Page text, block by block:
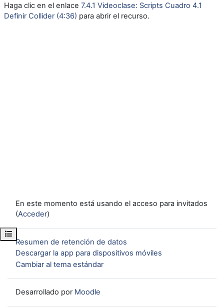
Abrir índice del curso
Haga clic en el enlace 7.4.1 Videoclase: Scripts Cuadro 4.1
Definir Collider (4:36) para abrir el recurso.
En este momento está usando el acceso para invitados
(Acceder)
Resumen de retención de datos
Descargar la app para dispositivos móviles
Cambiar al tema estándar
Desarrollado por Moodle